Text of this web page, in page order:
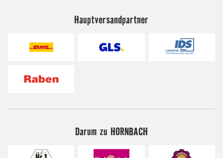
Hauptversandpartner
Darum zu HORNBACH